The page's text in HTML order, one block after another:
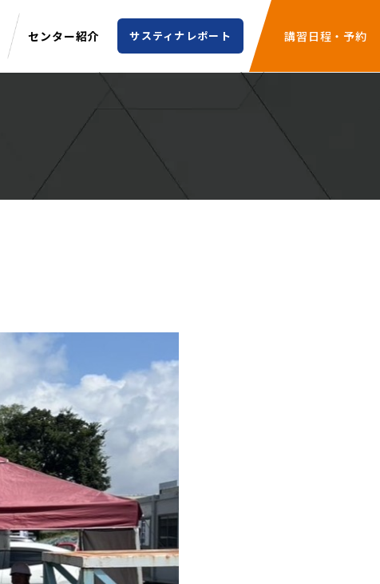
センター紹介 サスティナレポート 講習日程・予約